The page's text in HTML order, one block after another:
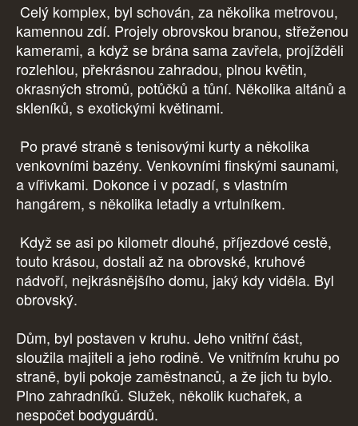
Celý komplex, byl schován, za několika metrovou,
kamennou zdí. Projely obrovskou branou, střeženou
kamerami, a když se brána sama zavřela, projížděli
rozlehlou, překrásnou zahradou, plnou květin,
okrasných stromů, potůčků a tůní. Několika altánů a
skleníků, s exotickými květinami.
Po pravé straně s tenisovými kurty a několika
venkovními bazény. Venkovními finskými saunami,
a vířivkami. Dokonce i v pozadí, s vlastním
hangárem, s několika letadly a vrtulníkem.
Když se asi po kilometr dlouhé, příjezdové cestě,
touto krásou, dostali až na obrovské, kruhové
nádvoří, nejkrásnějšího domu, jaký kdy viděla. Byl
obrovský.
Dům, byl postaven v kruhu. Jeho vnitřní část,
sloužila majiteli a jeho rodině. Ve vnitřním kruhu po
straně, byli pokoje zaměstnanců, a že jich tu bylo.
Plno zahradníků. Služek, několik kuchařek, a
nespočet bodyguárdů.